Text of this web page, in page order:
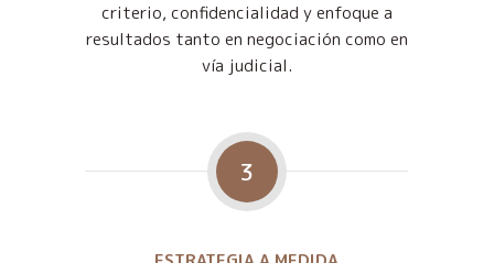
criterio, confidencialidad y enfoque a
resultados tanto en negociación como en
vía judicial.
3